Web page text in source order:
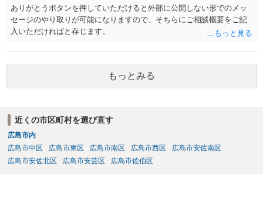
いのだとしたらバイクの所有者に責任は問えませんが、駐車場の配
置、レイアウトを設計した者に責任があるともいえ、このような接触
を引き起こしかねない状況の配置のままに放置をしていた駐車場管理
いうことです。
ありがとうボタンを押していただけると外部に公開しない形でのメッ
セージのやり取りが可能になりますので、そちらにご相談概要をご記
入いただければと存じます。
もっとみる
近くの市区町村を選び直す
広島市内
広島市中区
広島市東区 広島市南区 広島市西区
広島市安佐南区
広島市安佐北区
広島市安芸区 広島市佐伯区